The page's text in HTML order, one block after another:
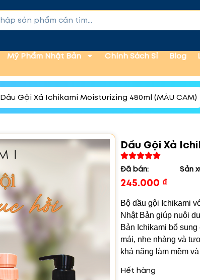
Mỹ Phẩm Nhật Bản Chính Sách Sỉ Blog
Dầu Gội Xả Ichikami Moisturizing 480ml (MÀU CAM)
Dầu Gội Xả
Đã bán: Sản
245.000 ₫
Bộ dầu gội Ichikami
Nhật Bản giúp nuôi
Bản Ichikami bổ
mái, nhẹ nhàng và
khả năng làm mềm
Hết hàng